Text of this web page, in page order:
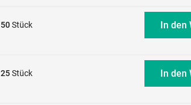
50Stück In
25Stück In